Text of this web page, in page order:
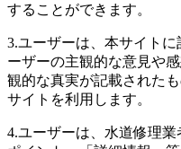
することができます。
3.ユーザーは、本サイト
ーザーの主観的な意見や
観的な真実が記載された
サイトを利用します。
4.ユーザーは、水道修理